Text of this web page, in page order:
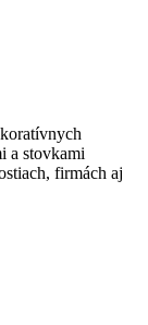
a stovkami
firmách aj